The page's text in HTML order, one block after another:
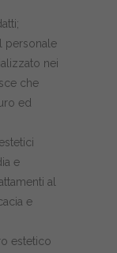
personale
nei
che
ed
e
al
e
estetico